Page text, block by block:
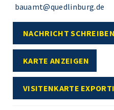
bauamt@quedlinburg.de
NACHRICHT SCHREIBEN
KARTE ANZEIGEN
VISITENKARTE